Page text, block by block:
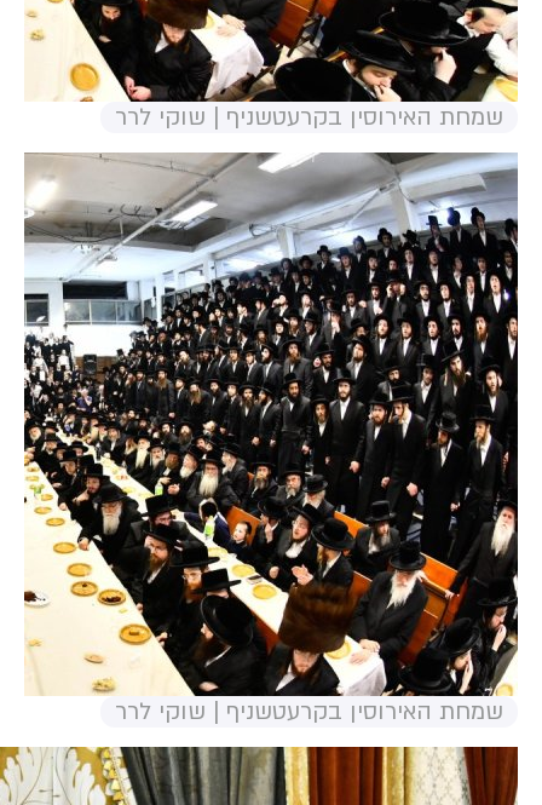
שמחת האירוסין בקרעטשניף | שוקי לרר
שמחת האירוסין בקרעטשניף | שוקי לרר